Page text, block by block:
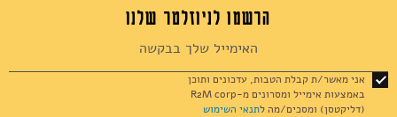
הרשמו לניוזלטר שלנו
for
Our
Newsletter:
אני מאשר/ת קבלת הטבות, עדכונים ותוכן
באמצעות אימייל ומסרונים מ-R2M corp
(דליקטסן) ומסכים/מה לתנאי השימוש